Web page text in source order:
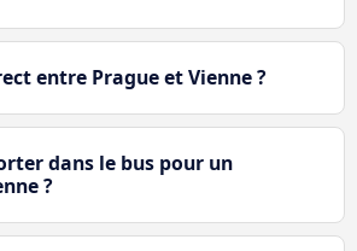
entre Prague et Vienne ?
dans le bus pour un
?